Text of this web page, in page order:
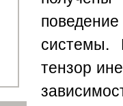
системы.
тензор